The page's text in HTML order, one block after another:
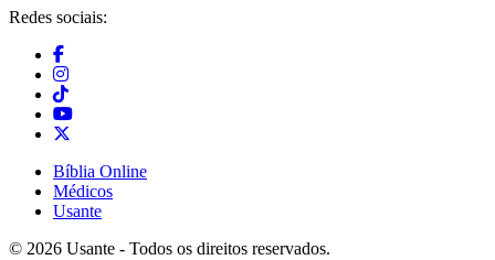
Redes sociais:
Bíblia Online
Médicos
Usante
© 2026 Usante - Todos os direitos reservados.